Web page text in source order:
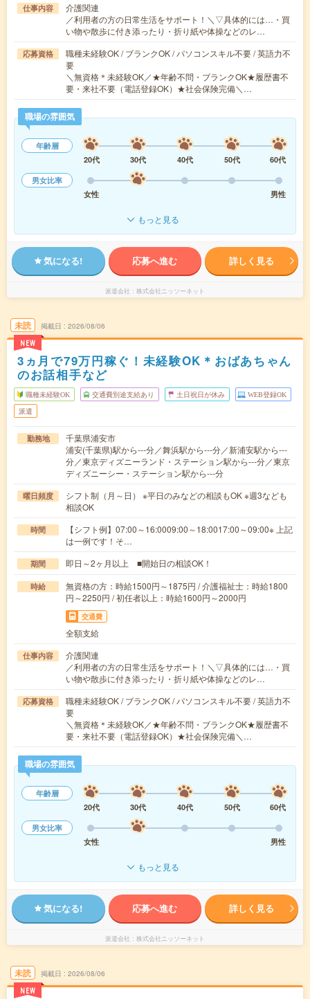
仕事内容
介護関連
／利用者の方の日常生活をサポート！＼▽具体的には…・買
い物や散歩に付き添ったり・折り紙や体操などのレ…
応募資格
職種未経験OK / ブランクOK / パソコンスキル不要 / 英語力不
要
＼無資格＊未経験OK／★年齢不問・ブランクOK★履歴書不
要・来社不要（電話登録OK）★社会保険完備＼…
職場の雰囲気
年齢層
20代
30代 40代 50代
60代
男女比率
女性
男性
もっと見る
気になる! 応募へ進む 詳しく見る
派遣会社 株式会社ニッソーネット
未読
NEW
掲載日 2026/08/06
3ヵ月で79万円稼ぐ！未経験OK＊おばあちゃん
のお話相手など
職種未経験OK 交通費別途支給あり 土日祝日が休み WEB登録OK
派遣
勤務地
千葉県浦安市
浦安(千葉県)駅から---分／舞浜駅から---分／新浦安駅から---
分／東京ディズニーランド・ステーション駅から---分／東京
ディズニーシー・ステーション駅から---分
曜日頻度
シフト制（月～日） ※平日のみなどの相談もOK ※週3なども
相談OK
時間
【シフト例】07:00～16:0009:00～18:0017:00～09:00※ 上記
は一例です！そ…
期間 即日～2ヶ月以上 ■開始日の相談OK！
時給
無資格の方：時給1500円～1875円 / 介護福祉士：時給1800
円～2250円 / 初任者以上：時給1600円～2000円
交通費
全額支給
仕事内容
介護関連
／利用者の方の日常生活をサポート！＼▽具体的には…・買
い物や散歩に付き添ったり・折り紙や体操などのレ…
応募資格
職種未経験OK / ブランクOK / パソコンスキル不要 / 英語力不
要
＼無資格＊未経験OK／★年齢不問・ブランクOK★履歴書不
要・来社不要（電話登録OK）★社会保険完備＼…
職場の雰囲気
年齢層
20代
30代 40代 50代
60代
男女比率
女性
男性
もっと見る
気になる! 応募へ進む 詳しく見る
派遣会社 株式会社ニッソーネット
未読
NEW
掲載日 2026/08/06